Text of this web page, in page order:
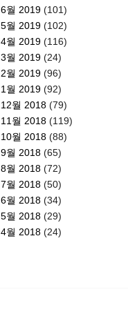
6월 2019 (101)
5월 2019 (102)
4월 2019 (116)
3월 2019 (24)
2월 2019 (96)
1월 2019 (92)
12월 2018 (79)
11월 2018 (119)
10월 2018 (88)
9월 2018 (65)
8월 2018 (72)
7월 2018 (50)
6월 2018 (34)
5월 2018 (29)
4월 2018 (24)